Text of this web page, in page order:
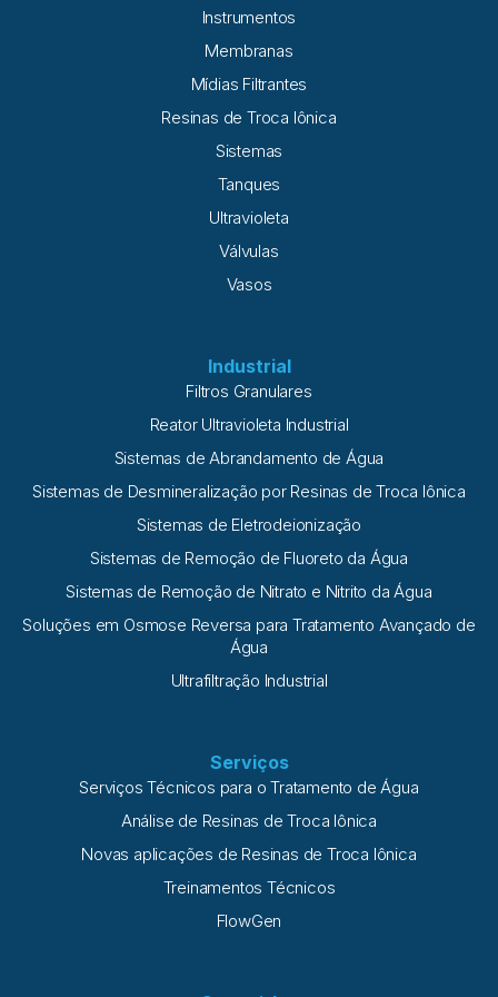
água são removidos através da adsorção, que normalmente
Instrumentos
Membranas
Mídias Filtrantes
Resinas de Troca Iônica
Sistemas
Tanques
Ultravioleta
Válvulas
Vasos
Industrial
Filtros Granulares
Reator Ultravioleta Industrial
Sistemas de Abrandamento de Água
Sistemas de Desmineralização por Resinas de Troca Iônica
Sistemas de Eletrodeionização
Sistemas de Remoção de Fluoreto da Água
Sistemas de Remoção de Nitrato e Nitrito da Água
Soluções em Osmose Reversa para Tratamento Avançado de
Água
Ultrafiltração Industrial
Serviços
Serviços Técnicos para o Tratamento de Água
Análise de Resinas de Troca Iônica
Novas aplicações de Resinas de Troca Iônica
Treinamentos Técnicos
FlowGen